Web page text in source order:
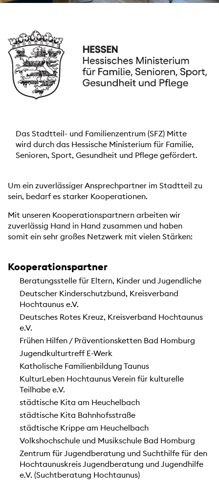
Das Stadtteil- und Familienzentrum (SFZ) Mitte
wird durch das Hessische Ministerium für Familie,
Senioren, Sport, Gesundheit und Pflege gefördert.
Um ein zuverlässiger Ansprechpartner im Stadtteil zu
sein, bedarf es starker Kooperationen.
Mit unseren Kooperationspartnern arbeiten wir
zuverlässig Hand in Hand zusammen und haben
somit ein sehr großes Netzwerk mit vielen Stärken:
Kooperationspartner
Beratungsstelle für Eltern, Kinder und Jugendliche
Deutscher Kinderschutzbund, Kreisverband
Hochtaunus e.V.
Deutsches Rotes Kreuz, Kreisverband Hochtaunus
e.V.
Frühen Hilfen / Präventionsketten Bad Homburg
Jugendkulturtreff E-Werk
Katholische Familienbildung Taunus
KulturLeben Hochtaunus Verein für kulturelle
Teilhabe e.V.
städtische Kita am Heuchelbach
städtische Kita Bahnhofsstraße
städtische Krippe am Heuchelbach
Volkshochschule und Musikschule Bad Homburg
Zentrum für Jugendberatung und Suchthilfe für den
Hochtaunuskreis Jugendberatung und Jugendhilfe
e.V. (Suchtberatung Hochtaunus)